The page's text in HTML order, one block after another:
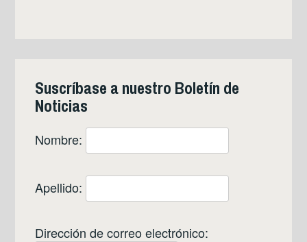
Suscríbase a nuestro Boletín de
Noticias
Nombre:
Apellido:
Dirección de correo electrónico: